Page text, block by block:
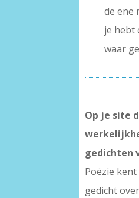
de ene
je hebt
waar
Op je site
gedichten
Poëzie
gedicht